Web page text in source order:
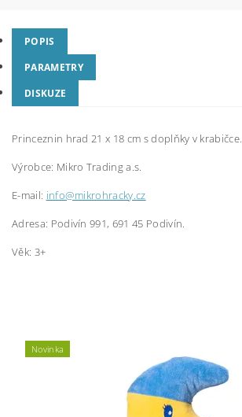
POPIS
PARAMETRY
DISKUZE
Princeznin hrad 21 x 18 cm s doplňky v krabičce.
Výrobce: Mikro Trading a.s.
E-mail: info@mikrohracky.cz
Adresa: Podivín 991, 691 45 Podivín.
Věk: 3+
Novinka